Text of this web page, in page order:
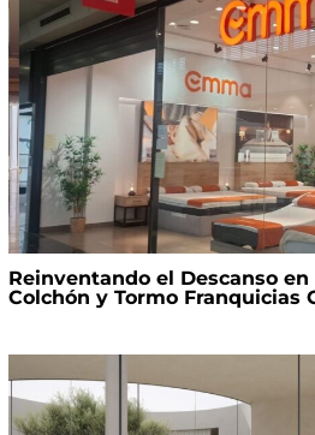
Reinventando el Descanso en
Colchón y Tormo Franquicias